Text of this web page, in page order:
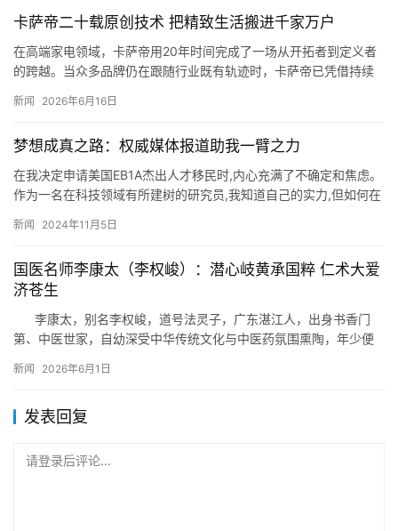
卡萨帝二十载原创技术 把精致生活搬进千家万户
在高端家电领域，卡萨帝用20年时间完成了一场从开拓者到定义者
的跨越。当众多品牌仍在跟随行业既有轨迹时，卡萨帝已凭借持续
仅源…
新闻 2026年6月16日
梦想成真之路：权威媒体报道助我一臂之力
在我决定申请美国EB1A杰出人才移民时,内心充满了不确定和焦虑。
作为一名在科技领域有所建树的研究员,我知道自己的实力,但如何在
新闻 2024年11月5日
国医名师李康太（李权峻）：潜心岐黄承国粹 仁术大爱
济苍生
李康太，别名李权峻，道号法灵子，广东湛江人，出身书香门
第、中医世家，自幼深受中华传统文化与中医药氛围熏陶，年少便
新闻 2026年6月1日
发表回复
请登录后评论...